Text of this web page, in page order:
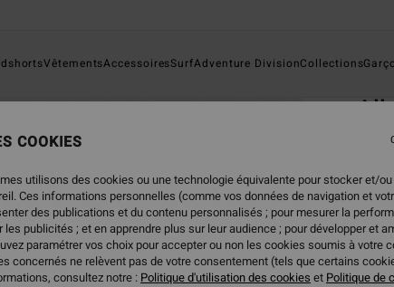
VêtementsAccessoiresSurfAdventure DivisionCollections
All
ECO-
COOKIES
utilisons des cookies ou une technologie équivalente pour stocker et/
Ces informations personnelles (comme vos données de navigation et
des publications et du contenu personnalisés ; pour mesurer la
publicités ; et en apprendre plus sur leur audience ; pour développer et
paramétrer vos choix pour accepter ou non les cookies soumis à votre
concernés ne relèvent pas de votre consentement (tels que certains
consultez notre : Politique d'utilisation des cookies et Politique de